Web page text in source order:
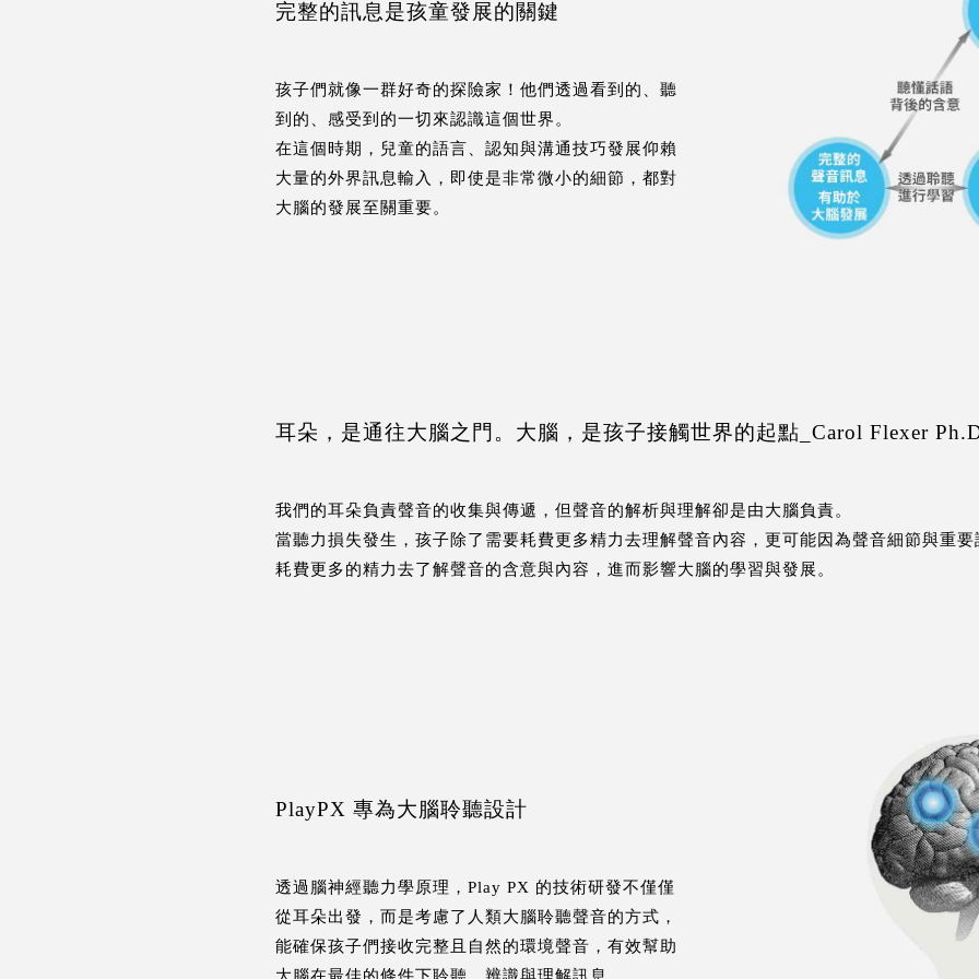
完整的訊息是孩童發展的關鍵
孩子們就像一群好奇的探險家！他們透過看到的、聽
到的、感受到的一切來認識這個世界。
在這個時期，兒童的語言、認知與溝通技巧發展仰賴
大量的外界訊息輸入，即使是非常微小的細節，都對
大腦的發展至關重要。
耳朵，是通往大腦之門。大腦，是孩子接觸世界的起點_Carol Flexer
我們的耳朵負責聲音的收集與傳遞，但聲音的解析與理解卻是由大腦負責。
當聽力損失發生，孩子除了需要耗費更多精力去理解聲音內容，更可能因為聲音細節與重
耗費更多的精力去了解聲音的含意與內容，進而影響大腦的學習與發展。
PlayPX 專為大腦聆聽設計
透過腦神經聽力學原理，Play PX 的技術研發不僅僅
從耳朵出發，而是考慮了人類大腦聆聽聲音的方式，
能確保孩子們接收完整且自然的環境聲音，有效幫助